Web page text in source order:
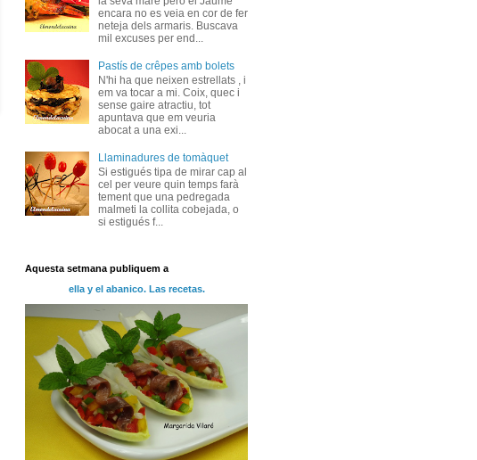
encara no es veia en cor de fer
neteja dels armaris. Buscava
mil excuses per end...
Pastís de crêpes amb bolets
N'hi ha que neixen estrellats , i
em va tocar a mi. Coix, quec i
sense gaire atractiu, tot
apuntava que em veuria
abocat a una exi...
Llaminadures de tomàquet
Si estigués tipa de mirar cap al
cel per veure quin temps farà
tement que una pedregada
malmeti la collita cobejada, o
si estigués f...
Aquesta setmana publiquem a
ella y el abanico. Las recetas.